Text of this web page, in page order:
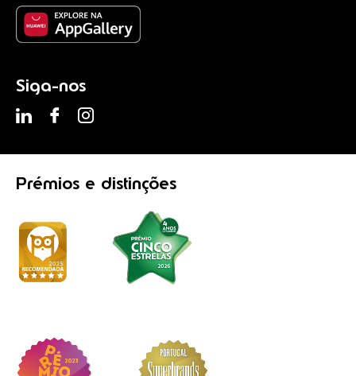
Siga-nos
Prémios e distinções